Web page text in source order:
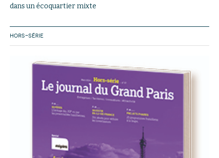
dans un écoquartier mixte
HORS-SÉRIE